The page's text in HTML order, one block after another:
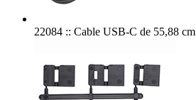
22084 :: Cable USB-C de 55,88 cm